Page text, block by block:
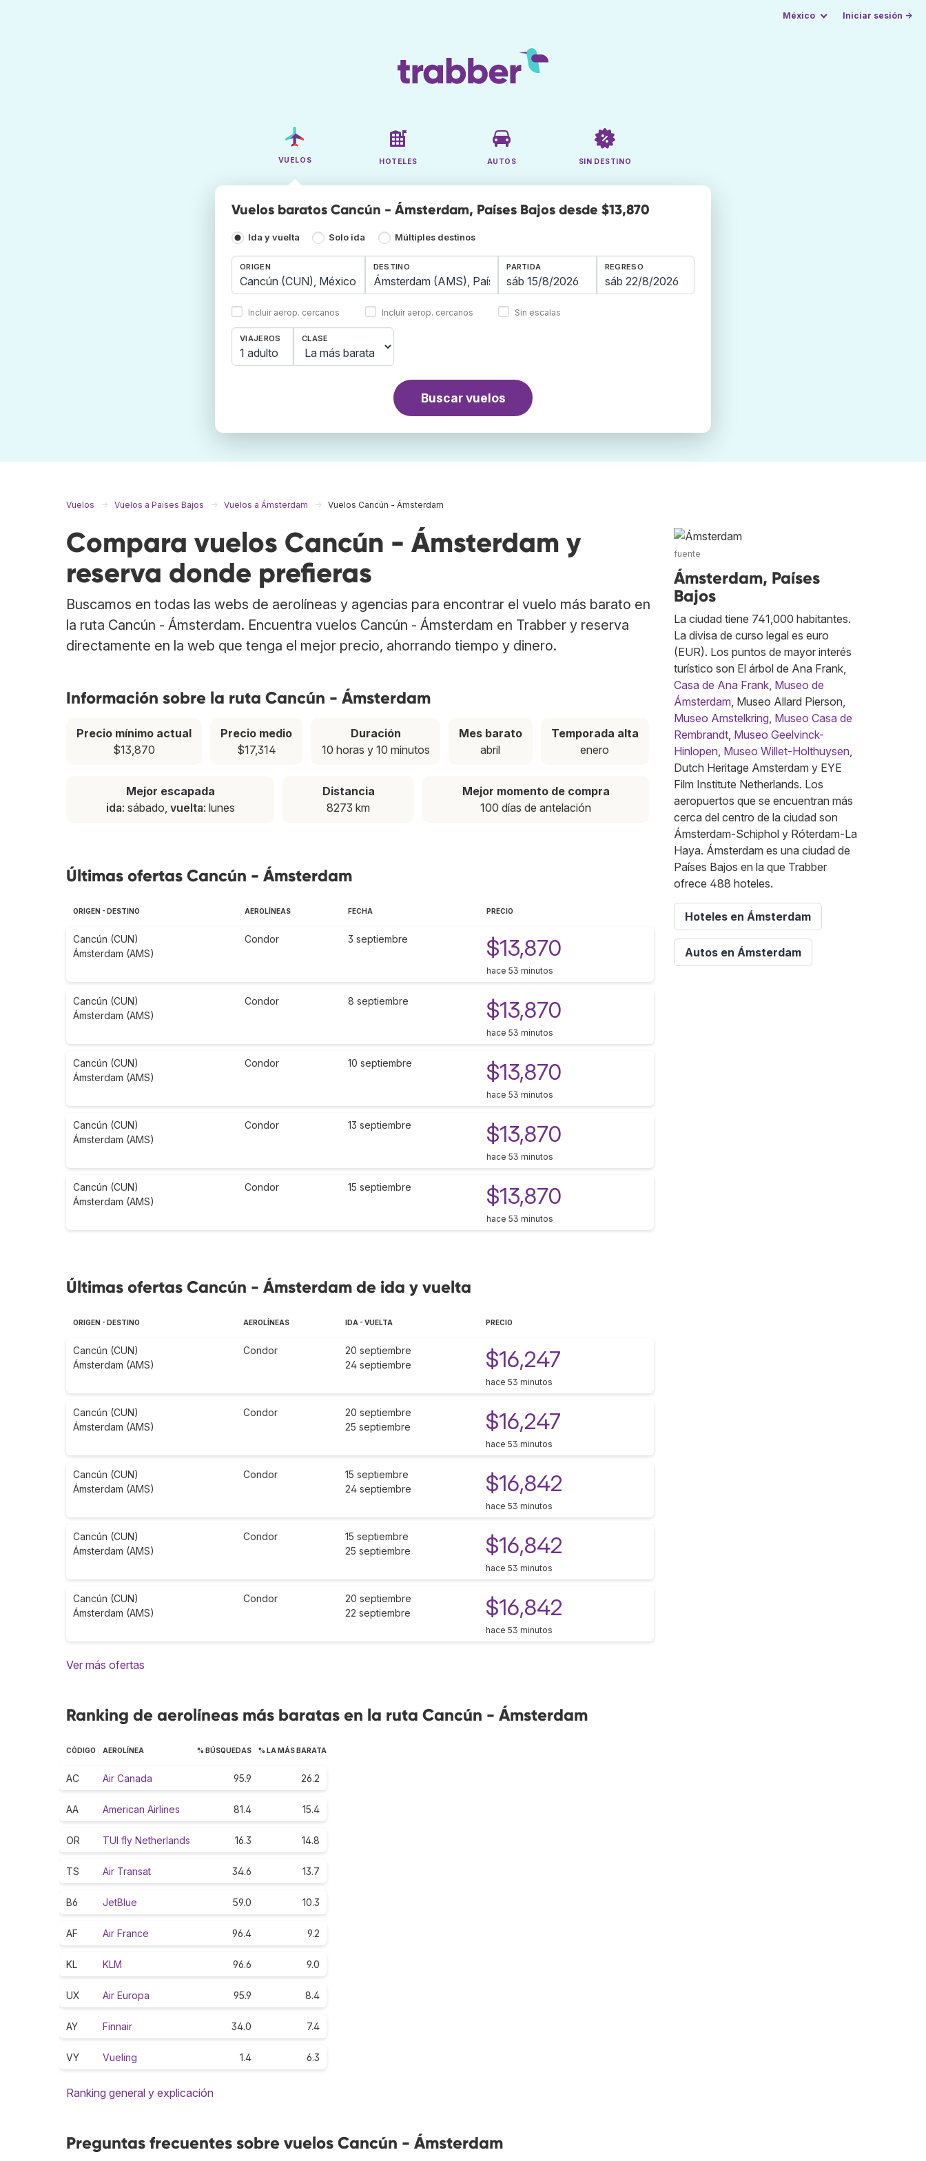
México Iniciar sesión →
VUELOS HOTELES AUTOS SIN DESTINO
Vuelos baratos Cancún - Ámsterdam, Países Bajos desde $13,870
Ida y vuelta Solo ida Múltiples destinos
ORIGEN
Incluir aerop. cercanos
DESTINO
Incluir aerop. cercanos
PARTIDA REGRESO
Sin escalas
VIAJEROS
1 adulto
CLASE
Buscar vuelos
Vuelos Vuelos a Países Bajos Vuelos a Ámsterdam Vuelos Cancún - Ámsterdam
Compara vuelos Cancún - Ámsterdam y
reserva donde prefieras
Buscamos en todas las webs de aerolíneas y agencias para encontrar el vuelo más barato en
la ruta Cancún - Ámsterdam. Encuentra vuelos Cancún - Ámsterdam en Trabber y reserva
directamente en la web que tenga el mejor precio, ahorrando tiempo y dinero.
Información sobre la ruta Cancún - Ámsterdam
Precio mínimo actual
$13,870
Precio medio
$17,314
Duración
10 horas y 10 minutos
Mes barato
abril
Temporada alta
enero
Mejor escapada
ida: sábado, vuelta: lunes
Distancia
8273 km
Mejor momento de compra
100 días de antelación
Últimas ofertas Cancún - Ámsterdam
ORIGEN - DESTINO AEROLÍNEAS FECHA PRECIO
Cancún (CUN)
Ámsterdam (AMS)
Condor 3 septiembre $13,870
hace 53 minutos
Cancún (CUN)
Ámsterdam (AMS)
Condor 8 septiembre $13,870
hace 53 minutos
Cancún (CUN)
Ámsterdam (AMS)
Condor 10 septiembre $13,870
hace 53 minutos
Cancún (CUN)
Ámsterdam (AMS)
Condor 13 septiembre $13,870
hace 53 minutos
Cancún (CUN)
Ámsterdam (AMS)
Condor 15 septiembre $13,870
hace 53 minutos
Últimas ofertas Cancún - Ámsterdam de ida y vuelta
ORIGEN - DESTINO AEROLÍNEAS IDA - VUELTA PRECIO
Cancún (CUN)
Ámsterdam (AMS)
Condor
20 septiembre
24 septiembre
$16,247
hace 53 minutos
Cancún (CUN)
Ámsterdam (AMS)
Condor
20 septiembre
25 septiembre
$16,247
hace 53 minutos
Cancún (CUN)
Ámsterdam (AMS)
Condor
15 septiembre
24 septiembre
$16,842
hace 53 minutos
Cancún (CUN)
Ámsterdam (AMS)
Condor
15 septiembre
25 septiembre
$16,842
hace 53 minutos
Cancún (CUN)
Ámsterdam (AMS)
Condor
20 septiembre
22 septiembre
$16,842
hace 53 minutos
Ver más ofertas
Ranking de aerolíneas más baratas en la ruta Cancún - Ámsterdam
CÓDIGO AEROLÍNEA % BÚSQUEDAS % LA MÁS BARATA
AC Air Canada 95.9 26.2
AA American Airlines 81.4 15.4
OR TUI fly Netherlands 16.3 14.8
TS Air Transat 34.6 13.7
B6 JetBlue 59.0 10.3
AF Air France 96.4 9.2
KL KLM 96.6 9.0
UX Air Europa 95.9 8.4
AY Finnair 34.0 7.4
VY Vueling 1.4 6.3
Ranking general y explicación
Preguntas frecuentes sobre vuelos Cancún - Ámsterdam
fuente
Ámsterdam, Países
Bajos
La ciudad tiene 741,000 habitantes.
La divisa de curso legal es euro
(EUR). Los puntos de mayor interés
turístico son El árbol de Ana Frank,
Casa de Ana Frank, Museo de
Ámsterdam, Museo Allard Pierson,
Museo Amstelkring, Museo Casa de
Rembrandt, Museo Geelvinck-
Hinlopen, Museo Willet-Holthuysen,
Dutch Heritage Amsterdam y EYE
Film Institute Netherlands. Los
aeropuertos que se encuentran más
cerca del centro de la ciudad son
Ámsterdam-Schiphol y Róterdam-La
Haya. Ámsterdam es una ciudad de
Países Bajos en la que Trabber
ofrece 488 hoteles.
Hoteles en Ámsterdam
Autos en Ámsterdam